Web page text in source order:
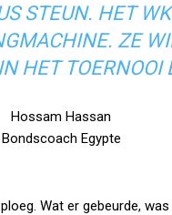
STEUN. HET
ZE
HET TOERNOOI
Hossam Hassan
Bondscoach Egypte
Wat er gebeurde,